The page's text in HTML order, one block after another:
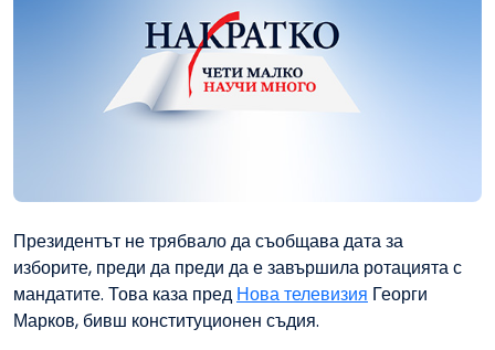
Президентът не трябвало да съобщава дата за
изборите, преди да преди да е завършила ротацията с
мандатите. Това каза пред Нова телевизия Георги
Марков, бивш конституционен съдия.